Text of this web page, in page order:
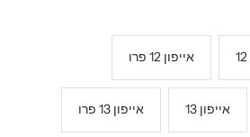
אייפון 12 פרו
אייפון 13 אייפון 13 פרו